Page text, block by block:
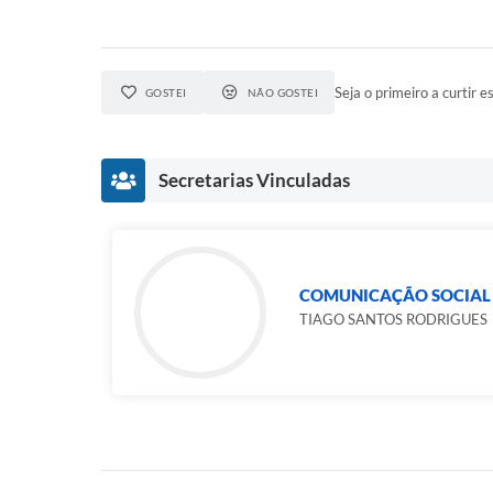
GOSTEI NÃO GOSTEI Seja o primeiro a curtir
Secretarias Vinculadas
COMUNICAÇÃO SOCIAL
TIAGO SANTOS RODRIGUES